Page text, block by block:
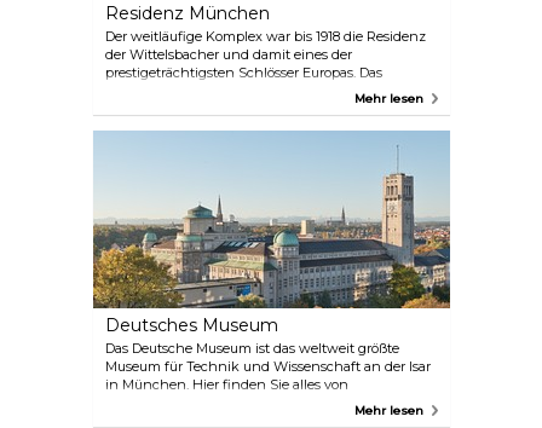
Residenz München
Der weitläufige Komplex war bis 1918 die Residenz
der Wittelsbacher und damit eines der
prestigeträchtigsten Schlösser Europas. Das
Gebäude beherbergt das Residenzmuseum und die
einen Einblick in vier Jahrhunderte königlicher
Kultur zu bekommen. Verpassen Sie nicht den
Residenz. Er ist einer der schönsten Renaissance-
Gärten nördlich der Alpen und eine friedliche Oase
mit einem herrlichen Blick auf die Theatinerkirche.
Mehr lesen
Deutsches Museum
Das Deutsche Museum ist das weltweit größte
Museum für Technik und Wissenschaft an der Isar
in München. Hier finden Sie alles von
Bergbautechniken bis zur Astronomie, mit vielen
Mehr lesen